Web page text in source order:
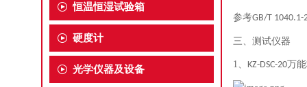
恒温恒湿试验箱
硬度计
光学仪器及设备
参考GB/T 1040.1-
三、测试仪器
1、 KZ-DSC-20万